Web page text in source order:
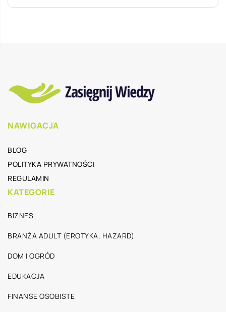
NAWIGACJA
BLOG
POLITYKA PRYWATNOŚCI
REGULAMIN
KATEGORIE
BIZNES
BRANŻA ADULT (EROTYKA, HAZARD)
DOM I OGRÓD
EDUKACJA
FINANSE OSOBISTE